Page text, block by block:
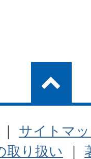
｜ サイトマ
取り扱い ｜